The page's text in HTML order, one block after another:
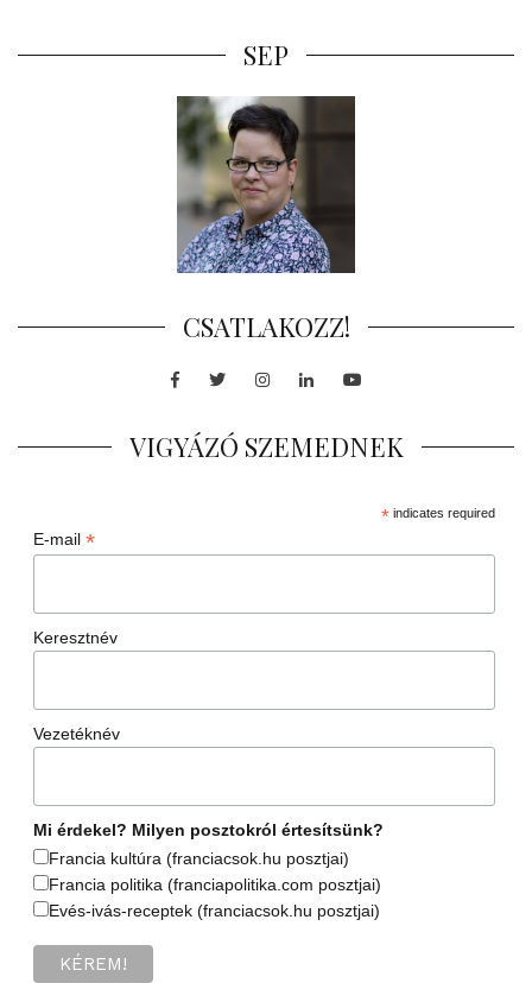
SEP
CSATLAKOZZ!
Facebook
TwitterInstagram
LinkedInYoutube
VIGYÁZÓ SZEMEDNEK
*indicates required
E-mail *
Keresztnév
Vezetéknév
Mi érdekel? Milyen posztokról értesítsünk?
Francia kultúra (franciacsok.hu posztjai)
Francia politika (franciapolitika.com posztjai)
Evés-ivás-receptek (franciacsok.hu posztjai)